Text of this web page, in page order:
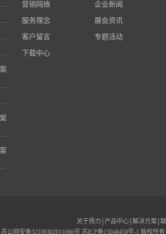
钣金柔性加工自动化解决方案
铝壳解决方案
钢壳解决方案
电机定转子冲压解决方案
电行业解决方案
电行业解决方案
力机锻造解决方案
业冲压解决方案
营销网络
服务理念
客户留言
下载中心
企业新闻
展会资讯
专题活动
关于扬力 产品中心 解决方案
苏公网安备32100302011066号 苏ICP备15048459号-1 版权所